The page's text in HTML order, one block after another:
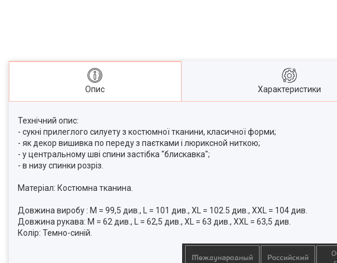
Опис Характеристики
Технічний опис:
- сукні прилеглого силуету з костюмної тканини, класичної форми;
- як декор вишивка по переду з паєтками і люриксной ниткою;
- у центральному шві спини застібка "блискавка";
- в низу спинки розріз.
Матеріал: Костюмна тканина.
Довжина виробу : M = 99,5 див., L = 101 див., XL = 102.5 див., XXL = 104 див.
Довжина рукава: M = 62 див., L = 62,5 див., XL = 63 див., XXL = 63,5 див.
Колір: Темно-синій.